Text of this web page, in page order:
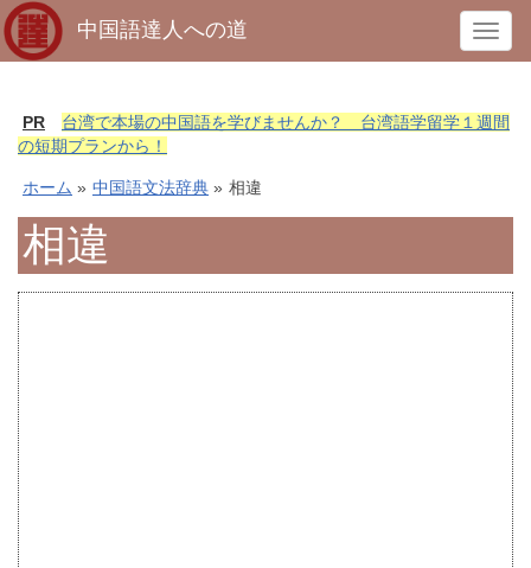
T
o
g
i
中国語達人への道
PR
台湾で本場の中国語を学びませんか？ 台湾語学留学１週間
の短期プランから！
ホーム » 中国語文法辞典 » 相違
相違